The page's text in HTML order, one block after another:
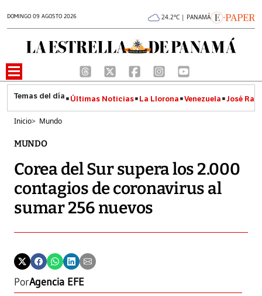
DOMINGO 09 AGOSTO 2026 24.2°C | PANAMÁ
Últimas Noticias La Llorona Venezuela José
Inicio> Mundo
MUNDO
Corea del Sur supera los 2.000
contagios de coronavirus al
sumar 256 nuevos
PorAgencia EFE